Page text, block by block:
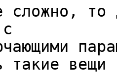
сложно, то
такие вещи